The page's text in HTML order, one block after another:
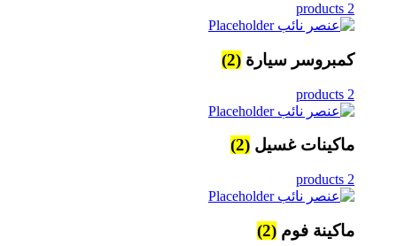
2 products
كمبروسر سيارة (2)
2 products
ماكينات غسيل (2)
2 products
ماكينة فوم (2)